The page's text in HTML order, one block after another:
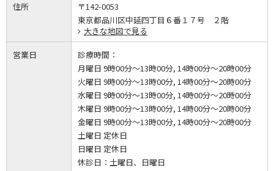
住所
〒142-0053
東京都品川区中延四丁目６番１７号 ２階
大きな地図で見る
営業日
診療時間：
月曜日 9時00分～13時00分, 14時00分～20時00分
火曜日 9時00分～13時00分, 14時00分～20時00分
水曜日 9時00分～13時00分, 14時00分～20時00分
木曜日 9時00分～13時00分, 14時00分～20時00分
金曜日 9時00分～13時00分, 14時00分～20時00分
土曜日 定休日
日曜日 定休日
休診日： 土曜日、日曜日